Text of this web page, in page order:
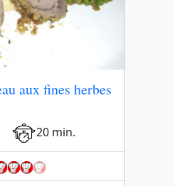
aux fines herbes
20 min.